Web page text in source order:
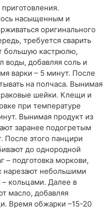
насыщенным и
оригинального
требуется сварить
большую кастрюлю,
воды, добавляя соль и
варки – 5 минут. После
на полчаса. Вынимая
раковые шейки. Клещи и
при температуре
Вынимая продукт из
заранее подогретым
После этого панцири
до однородной
подготовка моркови,
нарезают небольшими
– кольцами. Далее в
масло, добавляя
Время обжарки –15-20